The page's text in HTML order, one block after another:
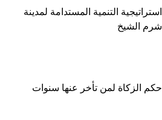
استراتيجية التنمية المستدامة لمدينة
شرم الشيخ
حكم الزكاة لمن تأخر عنها سنوات